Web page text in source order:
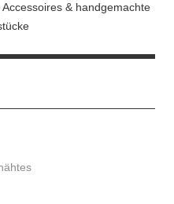
& handgemachte